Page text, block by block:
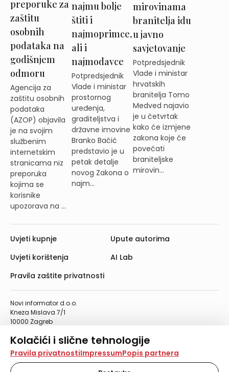
Kolačići i slične tehnologije
Na našoj web stranici koristimo kolačiće i slične
tehnologije za pohranu, čitanje i obradu informacija na
Pravila privatnostiImpressumPopis partnera
preporuke za
zaštitu
osobnih
podataka na
godišnjem
odmoru
Agencija za
zaštitu osobnih
podataka
(AZOP) objavila
je na svojim
službenim
internetskim
stranicama niz
preporuka
kojima se
korisnike
upozorava na ...
najmu bolje
štiti i
najmoprimce,
ali i
najmodavce
Potpredsjednik
Vlade i ministar
prostornog
uređenja,
graditeljstva i
državne imovine
Branko Bačić
predstavio je u
petak detalje
novog Zakona o
najm...
mirovinama
branitelja idu
u javno
savjetovanje
Potpredsjednik
Vlade i ministar
hrvatskih
branitelja Tomo
Medved najavio
je u četvrtak
kako će izmjene
zakona koje će
povećati
braniteljske
mirovin...
Novi informator d.o.o.
Kneza Mislava 7/1
10000 Zagreb
Telefaks: 01/4612-553
info@informator.hr
Uvjeti kupnje
Uvjeti korištenja
Pravila zaštite privatnosti
Upute autorima
AI Lab